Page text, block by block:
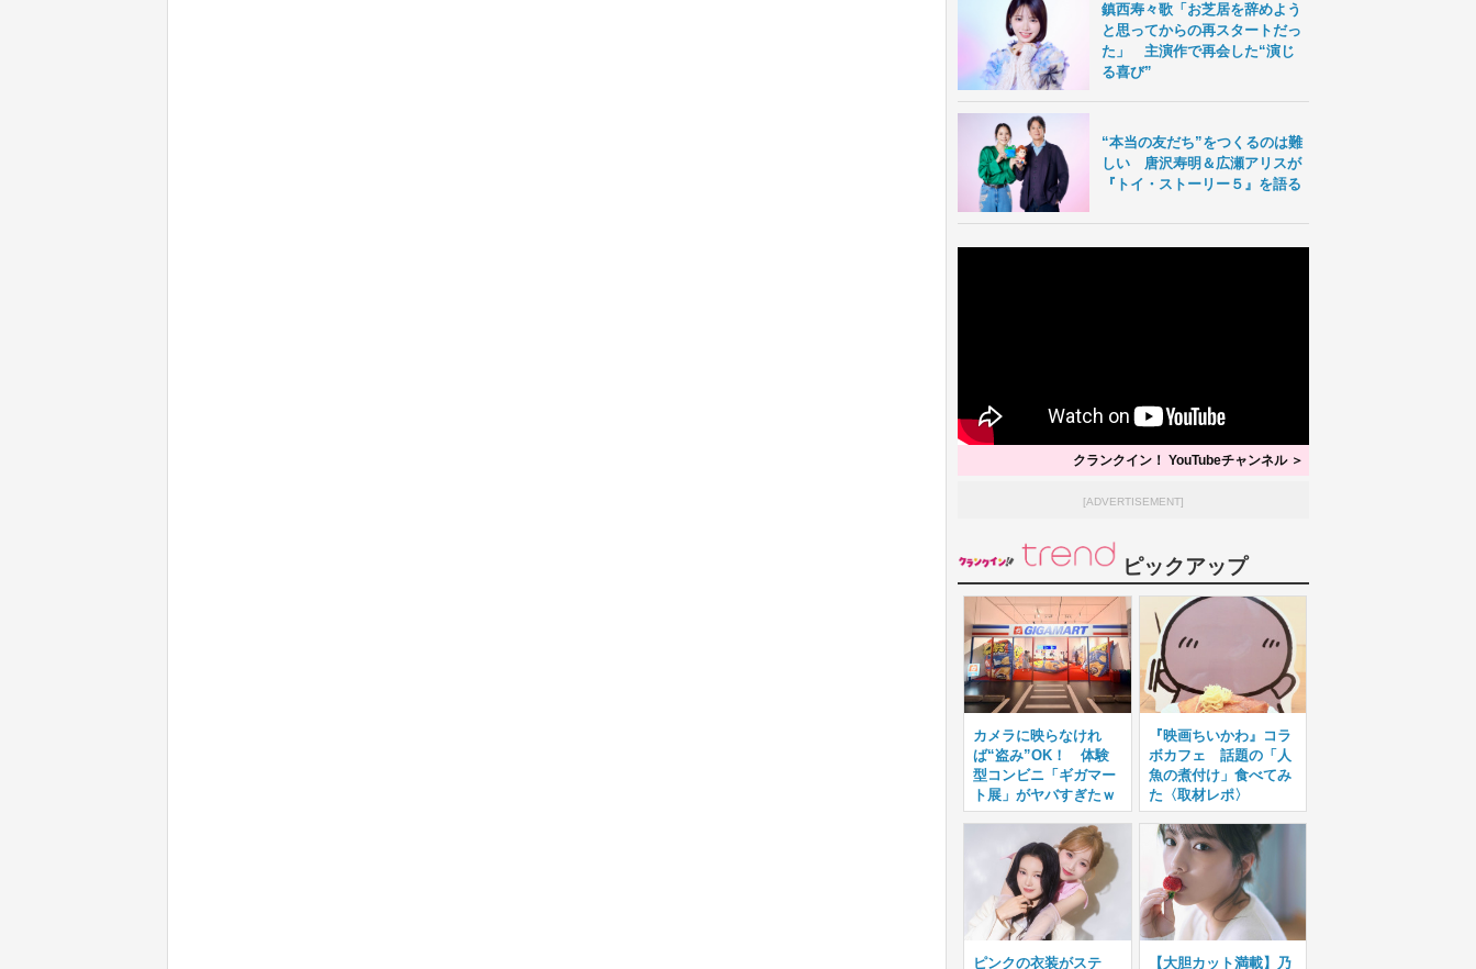
鎮西寿々歌「お芝居を辞めよう
と思ってからの再スタートだっ
た」 主演作で再会した“演じ
る喜び”
“本当の友だち”をつくるのは難
しい 唐沢寿明＆広瀬アリスが
『トイ・ストーリー５』を語る
クランクイン！ YouTubeチャンネル ＞
[ADVERTISEMENT]
ピックアップ
カメラに映らなけれ
ば“盗み”OK！ 体験
型コンビニ「ギガマー
ト展」がヤバすぎたｗ
『映画ちいかわ』コラ
ボカフェ 話題の「人
魚の煮付け」食べてみ
た〈取材レポ〉
ピンクの衣装がステ 【大胆カット満載】乃